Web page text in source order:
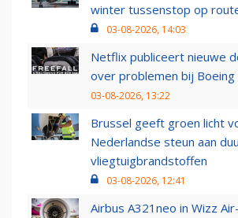
winter tussenstop op
03-08-2026, 14:03
Netflix publiceert nieuwe
over problemen bij Boeing
03-08-2026, 13:22
Brussel geeft groen licht
Nederlandse steun aan
vliegtuigbrandstoffen
03-08-2026, 12:41
Airbus A321neo in Wizz